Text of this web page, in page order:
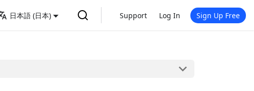
日本語 (日本) Support Log In Sign Up Free